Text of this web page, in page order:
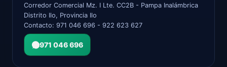
Corredor Comercial Mz. I Lte. CC2B - Pampa Inalámbrica
Distrito Ilo, Provincia Ilo
Contacto: 971 046 696 - 922 623 627
971 046 696